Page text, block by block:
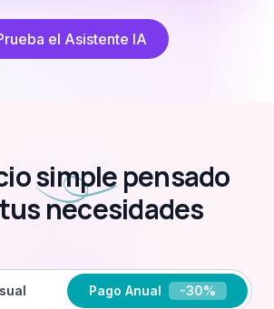
el Asistente IA
simplepensado
necesidades
Pago Anual -30%